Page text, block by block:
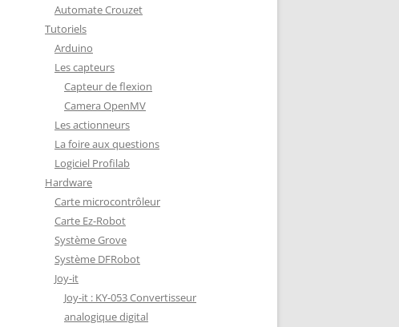
PROTECTION : PORTE FUSIBLE
Automate Crouzet
Tutoriels
Arduino
Les capteurs
Capteur de flexion
Camera OpenMV
Les actionneurs
La foire aux questions
Logiciel Profilab
Hardware
Carte microcontrôleur
Carte Ez-Robot
Système Grove
Système DFRobot
Joy-it
Joy-it : KY-053 Convertisseur
analogique digital